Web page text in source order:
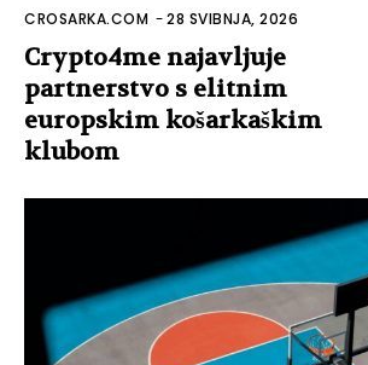
CROSARKA.COM -28 SVIBNJA, 2026
Crypto4me najavljuje
partnerstvo s elitnim
europskim košarkaškim
klubom